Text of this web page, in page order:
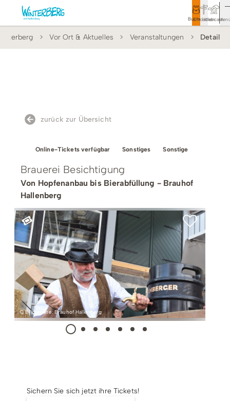
Buchen
Entdecken
Webcam
Tourismus Rathaus
Veranstaltungen
Wandern
Radfahren
Tourenportal
Tourist-Information
Vor Ort & Aktuelles Veranstaltungen Detail
zurück zur Übersicht
Online-Tickets verfügbar Sonstiges Sonstige
Brauerei Besichtigung
Von Hopfenanbau bis Bierabfüllung - Brauhof
Hallenberg
© Bildrechte: Brauhof Hallenberg
Sichern Sie sich jetzt ihre Tickets!